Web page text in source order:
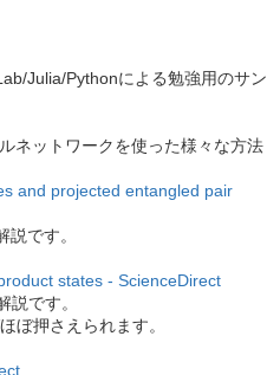
Julia/Pythonによる勉強用のサン
ネットワークを使った様々な方法
and projected entangled pair
です。
states - ScienceDirect
です。
ぼ押さえられます。